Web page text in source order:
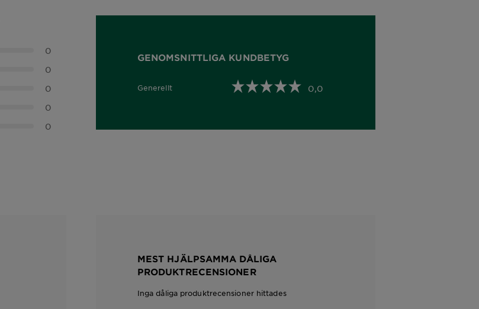
0
0
0
0
0
GENOMSNITTLIGA KUNDBETYG
Generellt
0,0 out of 5 stars 0,0
MEST HJÄLPSAMMA DÅLIGA
PRODUKTRECENSIONER
Inga dåliga produktrecensioner hittades